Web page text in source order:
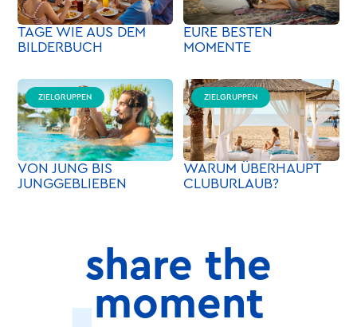
TAGE WIE AUS DEM
BILDERBUCH
EURE BESTEN
MOMENTE
ZIELGRUPPEN
VON JUNG BIS
JUNGGEBLIEBEN
ZIELGRUPPEN
WARUM ÜBERHAUPT
CLUBURLAUB?
share the
moment